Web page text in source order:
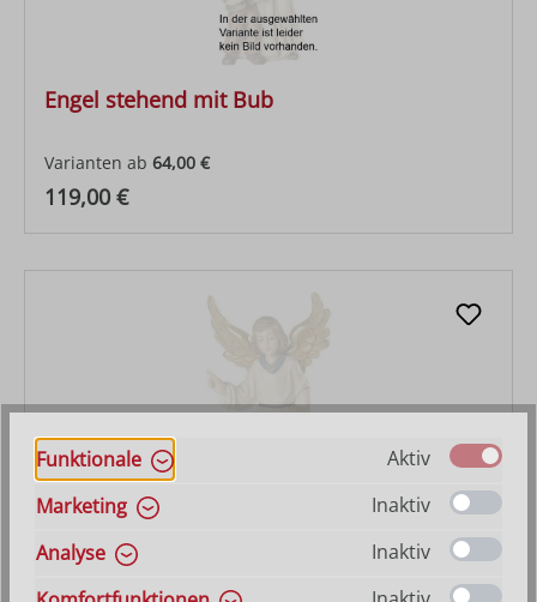
Engel stehend mit Bub
Varianten ab 64,00 €
Regulärer Preis:
119,00 €
Engel stehend mit Mädchen
Funktionale
Aktiv
Marketing
Inaktiv
Analyse
Inaktiv